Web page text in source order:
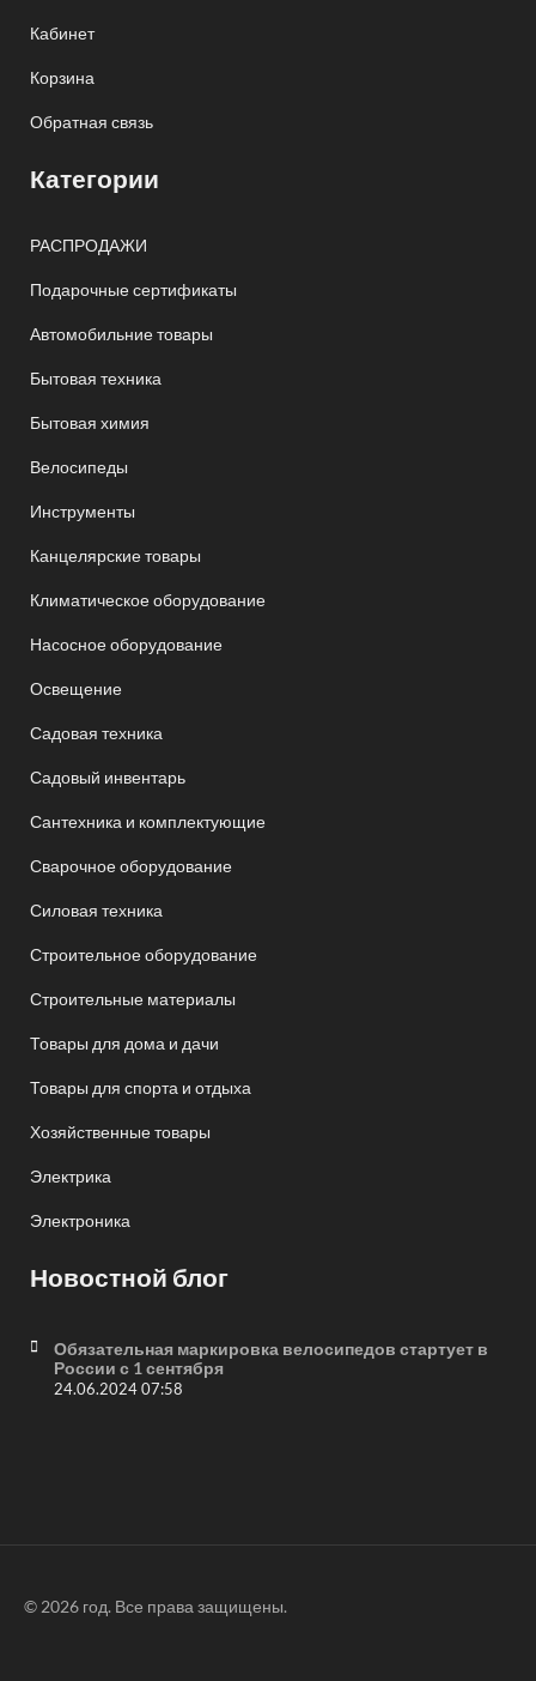
Кабинет
Корзина
Обратная связь
Категории
РАСПРОДАЖИ
Подарочные сертификаты
Автомобильние товары
Бытовая техника
Бытовая химия
Велосипеды
Инструменты
Канцелярские товары
Климатическое оборудование
Насосное оборудование
Освещение
Садовая техника
Садовый инвентарь
Сантехника и комплектующие
Сварочное оборудование
Силовая техника
Строительное оборудование
Строительные материалы
Товары для дома и дачи
Товары для спорта и отдыха
Хозяйственные товары
Электрика
Электроника
Новостной блог
Обязательная маркировка велосипедов стартует в
России с 1 сентября
24.06.2024 07:58
© 2026 год. Все права защищены.